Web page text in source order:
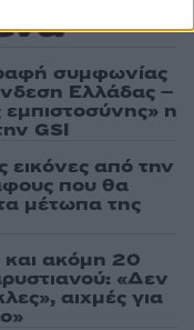
συμφωνίας
Ελλάδας –
η
GSI
από την
που θα
μέτωπα της
ακόμη 20
«Δεν
αιχμές για